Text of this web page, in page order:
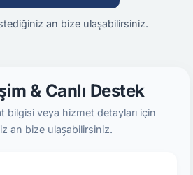
an bize ulaşabilirsiniz.
& Canlı Destek
bilgisi veya hizmet detayları için
an bize ulaşabilirsiniz.